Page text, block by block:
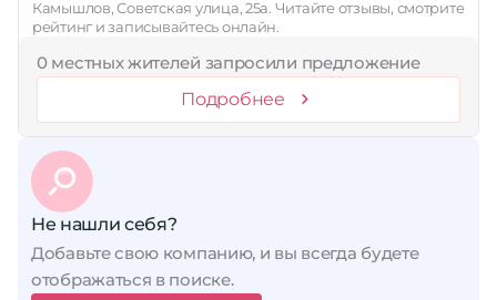
Камышлов, Советская улица, 25а. Читайте отзывы, смотрите
рейтинг и записывайтесь онлайн.
0 местных жителей запросили предложение
Подробнее
Не нашли себя?
Добавьте свою компанию, и вы всегда будете
отображаться в поиске.